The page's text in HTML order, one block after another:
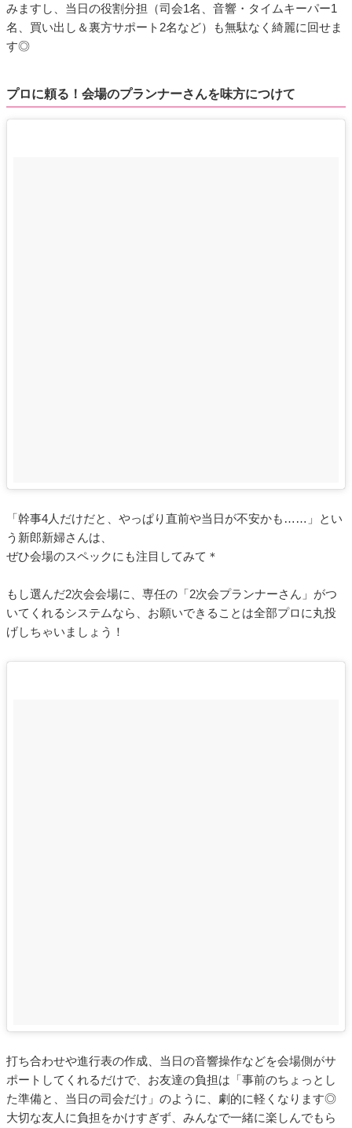
みますし、当日の役割分担（司会1名、音響・タイムキーパー1
名、買い出し＆裏方サポート2名など）も無駄なく綺麗に回せま
す◎
プロに頼る！会場のプランナーさんを味方につけて
「幹事4人だけだと、やっぱり直前や当日が不安かも……」とい
う新郎新婦さんは、
ぜひ会場のスペックにも注目してみて＊
もし選んだ2次会会場に、専任の「2次会プランナーさん」がつ
いてくれるシステムなら、お願いできることは全部プロに丸投
げしちゃいましょう！
打ち合わせや進行表の作成、当日の音響操作などを会場側がサ
ポートしてくれるだけで、お友達の負担は「事前のちょっとし
た準備と、当日の司会だけ」のように、劇的に軽くなります◎
大切な友人に負担をかけすぎず、みんなで一緒に楽しんでもら